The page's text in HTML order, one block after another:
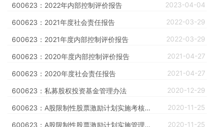
2023-04-04
600623：2022年内部控制评价报告
2022-03-29
600623：2021年度社会责任报告
2022-03-29
600623：2021年度内部控制评价报告
2021-04-27
600623：2020年度内部控制评价报告
2021-04-27
600623：2020年度社会责任报告
2020-12-29
600623：私募股权投资基金管理办法
2020-11-25
600623：A股限制性股票激励计划实施考核办法
2020-11-25
600623：A股限制性股票激励计划实施管理办法